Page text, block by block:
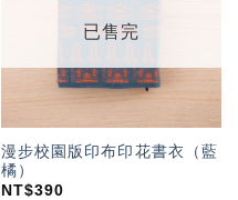
已售完
漫步校園版印布印花書衣（藍
橘）
NT$390